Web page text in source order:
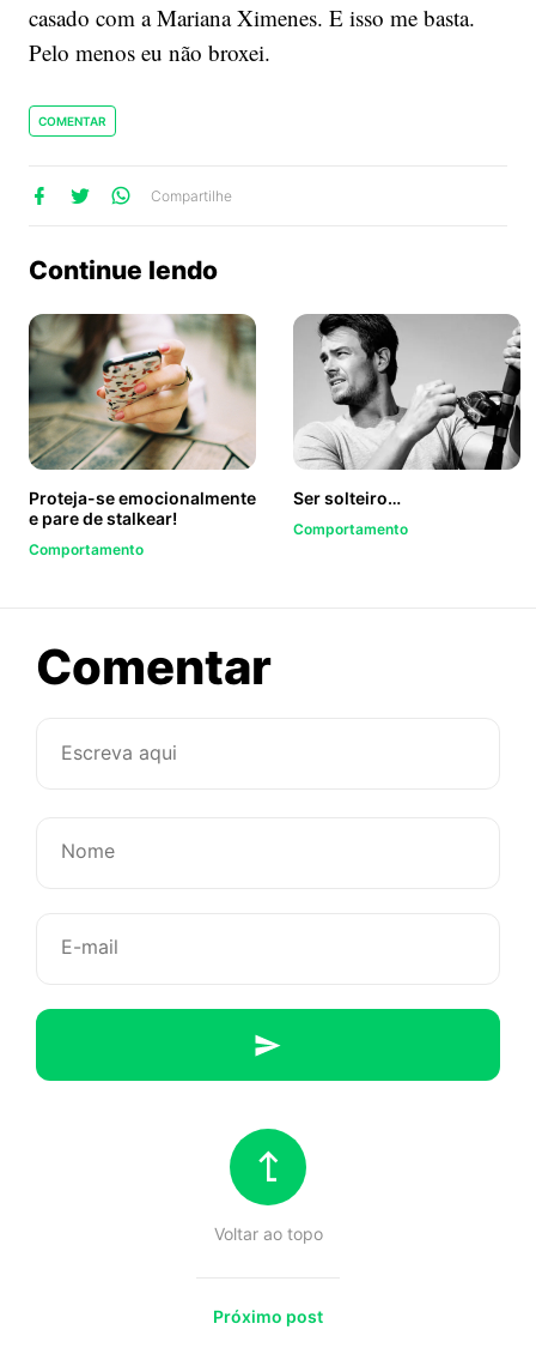
casado com a Mariana Ximenes. E isso me basta.
Pelo menos eu não broxei.
COMENTAR
Compartilhe
Continue lendo
Proteja-se emocionalmente
e pare de stalkear!
Comportamento
Ser solteiro…
Comportamento
Comentarsobre
Voltar ao topo
Próximo post